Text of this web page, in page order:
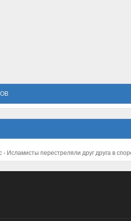
- Исламисты перестреляли друг друга в